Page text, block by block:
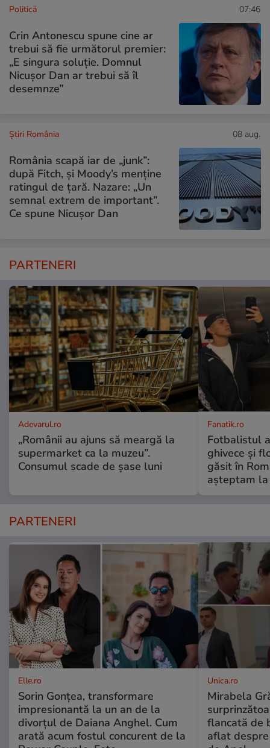
Politică 07:46
Crin Antonescu spune cine ar
trebui să fie următorul premier:
„E singura soluție. Domnul
Nicușor Dan ar trebui să îl
desemnze”
Știri România 08 aug.
România scapă iar de „junk”:
după Fitch, și Moody’s menține
ratingul de țară. Nazare: „Un
semnal extrem de important”.
Ce spune Nicușor Dan
PARTENERI
Adevarul.ro
„Românii au ajuns să meargă la
supermarket ca la muzeu”.
Consumul scade de șase luni
Fanatik.ro
Fotbalistul
ghivece și
găsit în
așteptam la
PARTENERI
Elle.ro
Sorin Gonțea, transformare
impresionantă la un an de la
divorțul de Daiana Anghel. Cum
arată acum fostul concurent de la
Unica.ro
Mirabela
flancată de
aflat